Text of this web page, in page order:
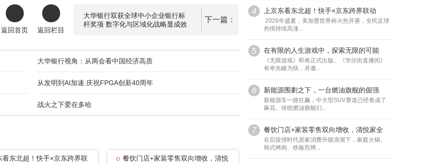
返回首页 返回栏目
大华银行双获全球中小企业银行标
杆奖项 数字化与区域化战略显成效
下一篇：
大华银行视角：从两会看中国经济高质
从发明到AI加速:庆祝FPGA创新40周年
战火之下爱在多哈
看东北超！快手×京东跨界联 餐饮门店+家装零售双向增收，清悦
4 上京东看东北超！快手×京东跨界联动
2026年盛夏，美加墨世界杯火热开赛，全民足球
热情持续高涨...
5 在有限的人生游戏中，探索无限的可能
《无限游戏》即将正式出版。《华尔街直播间》
有幸先睹为快，并邀...
6 新能源围剿之下，一台燃油旗舰的倔强
新能源车一路狂飙，中大型SUV赛道已经卷成了
麻花。传统燃油旗舰们...
7 餐饮门店+家装零售双向增收，清悦家全
在后疫情时代居家消费升级浪潮下，家庭火锅、
韩式烤肉、铁板煎烤...